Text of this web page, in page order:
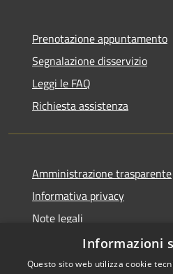
Prenotazione appuntamento
Segnalazione disservizio
Leggi le FAQ
Richiesta assistenza
Amministrazione trasparente
Informativa privacy
Note legali
Dichiarazione di accessibilità
Informazioni
Questo sito web utilizza cookie